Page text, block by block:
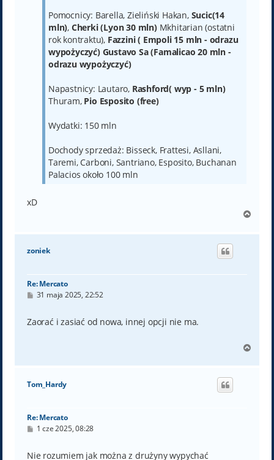
Pomocnicy: Barella, Zieliński Hakan, Sucic(14
mln), Cherki (Lyon 30 mln)Mkhitarian (ostatni
rok kontraktu), Fazzini ( Empoli 15 mln - odrazu
wypożyczyć) Gustavo Sa (Famalicao 20 mln -
odrazu wypożyczyć)
Napastnicy: Lautaro, Rashford( wyp - 5 mln)
Thuram, Pio Esposito (free)
Wydatki: 150 mln
Dochody sprzedaż: Bisseck, Frattesi, Asllani,
Taremi, Carboni, Santriano, Esposito, Buchanan
Palacios około 100 mln
xD
g
zoniek
Re: Mercato
P
t
31 maja 2025, 22:52
Zaorać i zasiać od nowa, innej opcji nie ma.
g
Tom_Hardy
Re: Mercato
P
t
1 cze 2025, 08:28
Nie rozumiem jak można z drużyny wypychać